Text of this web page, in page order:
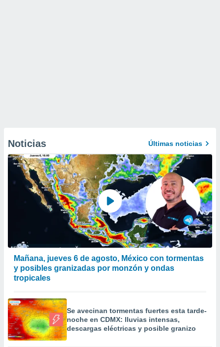
Noticias Últimas noticias
Mañana, jueves 6 de agosto, México con tormentas
y posibles granizadas por monzón y ondas
tropicales
Se avecinan tormentas fuertes esta tarde-
noche en CDMX: lluvias intensas,
descargas eléctricas y posible granizo